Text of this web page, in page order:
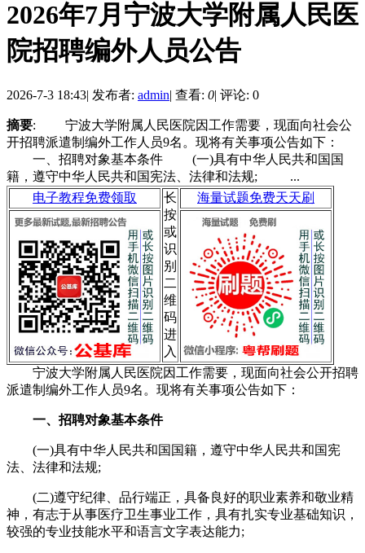
2026年7月宁波大学附属人民医
院招聘编外人员公告
2026-7-3 18:43| 发布者: admin| 查看: 0| 评论: 0
摘要: 宁波大学附属人民医院因工作需要，现面向社会公
开招聘派遣制编外工作人员9名。现将有关事项公告如下：
一、招聘对象基本条件 (一)具有中华人民共和国国
籍，遵守中华人民共和国宪法、法律和法规; ...
电子教程免费领取
长
按
或
识
别
二
维
码
进
入
海量试题免费天天刷
宁波大学附属人民医院因工作需要，现面向社会公开招聘
派遣制编外工作人员9名。现将有关事项公告如下：
一、招聘对象基本条件
(一)具有中华人民共和国国籍，遵守中华人民共和国宪
法、法律和法规;
(二)遵守纪律、品行端正，具备良好的职业素养和敬业精
神，有志于从事医疗卫生事业工作，具有扎实专业基础知识，
较强的专业技能水平和语言文字表达能力;